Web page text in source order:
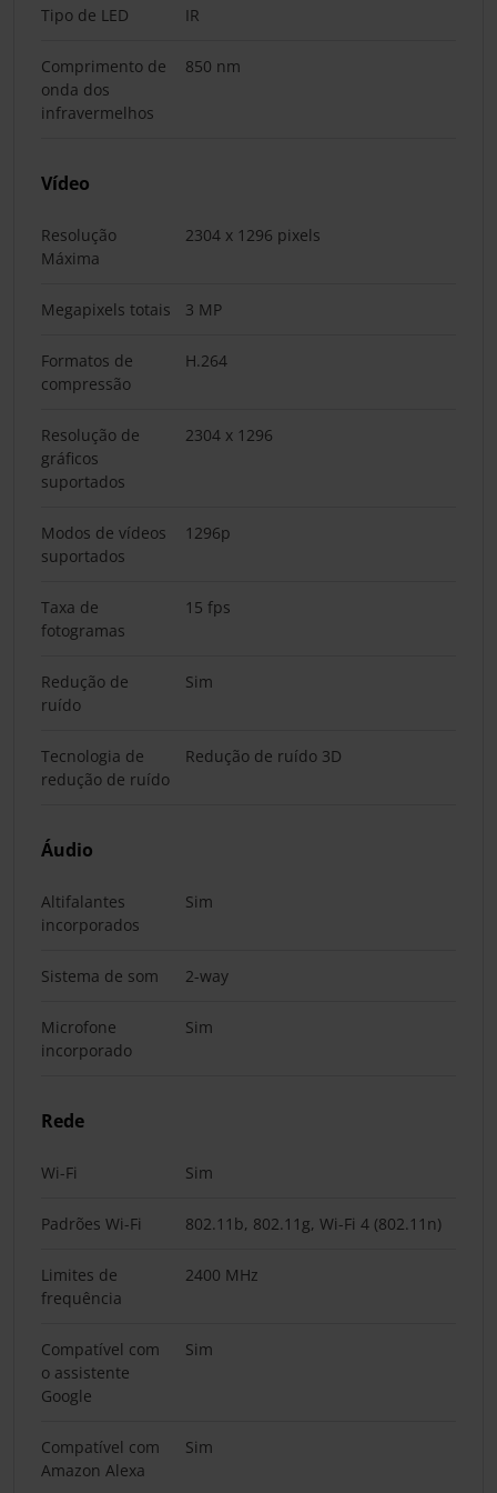
Tipo de LED IR
Comprimento de
onda dos
infravermelhos
850 nm
Vídeo
Resolução
Máxima
2304 x 1296 pixels
Megapixels totais 3 MP
Formatos de
compressão
H.264
Resolução de
gráficos
suportados
2304 x 1296
Modos de vídeos
suportados
1296p
Taxa de
fotogramas
15 fps
Redução de
ruído
Sim
Tecnologia de
redução de ruído
Redução de ruído 3D
Áudio
Altifalantes
incorporados
Sim
Sistema de som 2-way
Microfone
incorporado
Sim
Rede
Wi-Fi Sim
Padrões Wi-Fi 802.11b, 802.11g, Wi-Fi 4 (802.11n)
Limites de
frequência
2400 MHz
Compatível com
o assistente
Google
Sim
Compatível com
Amazon Alexa
Sim